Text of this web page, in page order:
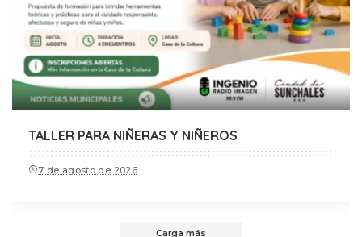
TALLER PARA NIÑERAS Y NIÑEROS
7 de agosto de 2026
Carga más